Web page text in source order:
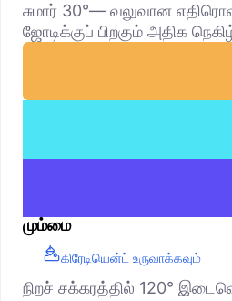
சுமார் 30°— வலுவான
ஜோடிக்குப் பிறகும் அதிக
மும்மை
கிரேடியென்ட் உருவாக்கவும்
நிறச் சக்கரத்தில் 120°